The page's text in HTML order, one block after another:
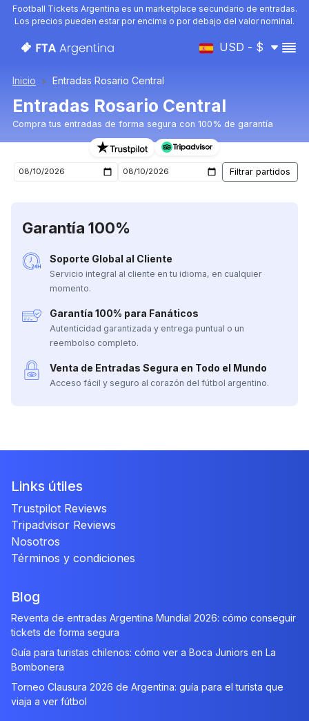
Football Tickets Argentina es un marketplace secundario de entradas.
Los precios pueden estar por encima o por debajo del valor nominal.
USD - $
Inicio Entradas Rosario Central
Entradas Rosario Central
Compra tus entradas de forma segura con 100% de garantía
Entradas para el próximo partido de Rosario Central
Garantía 100%
Soporte Global al Cliente
Servicio integral al cliente en tu idioma, en cualquier
momento.
Garantía 100% para Fanáticos
Autenticidad garantizada y entrega puntual o un
reembolso completo.
Venta de Entradas Segura en Todo el Mundo
Acceso fácil y seguro al corazón del fútbol argentino.
Links útiles
Trustpilot Reviews
Tripadvisor Reviews
Nosotros
Términos y condiciones
Blog
Reventa de entradas Argentina Mundial 2026: cómo conseguir
tickets de forma segura
Guía para turistas chilenos: cómo ver a Boca Juniors en La
Bombonera
Torneo Clausura 2026 de Argentina: guía para el turista que
viaja a ver fútbol